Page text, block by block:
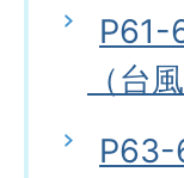
P61-
（台
P63-